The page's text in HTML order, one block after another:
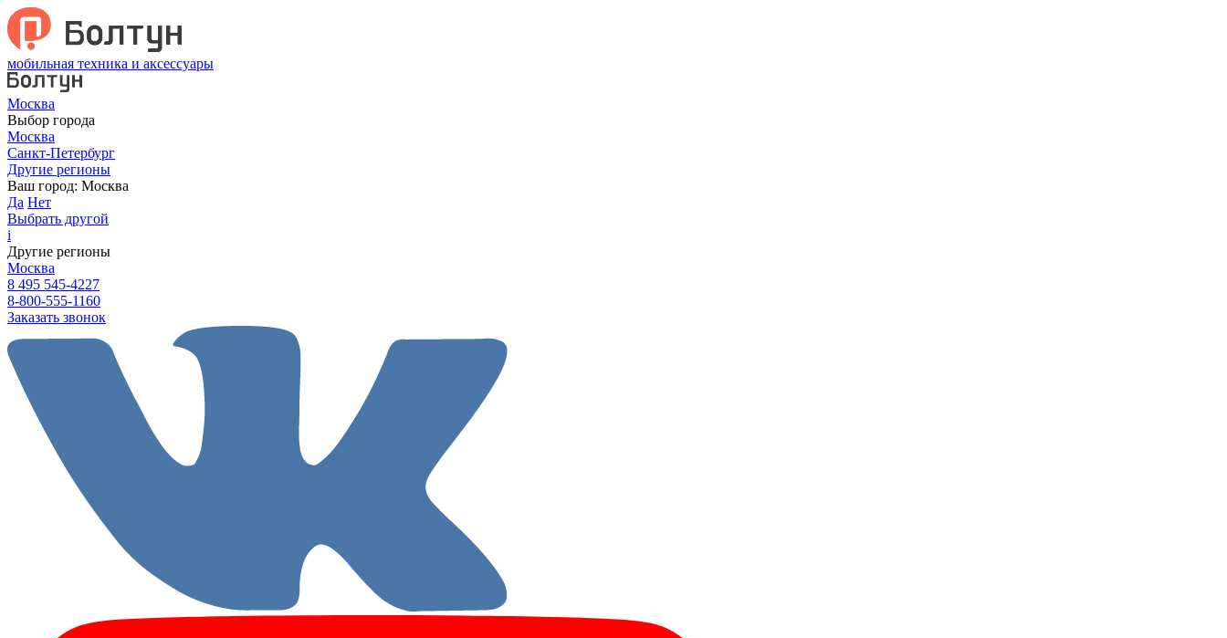
мобильная техника и аксессуары
Москва
Выбор города
Москва
Санкт-Петербург
Другие регионы
Ваш город: Москва
Да Нет
Выбрать другой
i
Другие регионы
Москва
8 495 545-4227
8-800-555-1160
Заказать звонок